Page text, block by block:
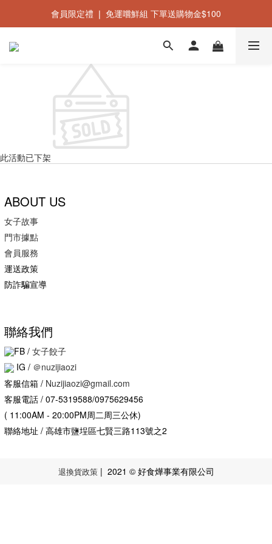
新會員禮 ❘ 立即加入會員即贈$50購物金
會員限定禮 ❘ 免運嚐鮮組 下單送購物金$100
新會員禮 ❘ 立即加入會員即贈$50購物金
此活動已下架
ABOUT US
女子故事
門市據點
會員服務
運送政策
防詐騙宣導
聯絡我們
FB / 女子餃子
IG / ＠nuzijiaozi
客服信箱 / Nuzijiaozi@gmail.com
客服電話 / 07-5319588/0975629456
( 11:00AM - 20:00PM周二周三公休)
聯絡地址 / 高雄市鹽埕區七賢三路113號之2
退換貨政策| 2021 © 好食燁事業有限公司